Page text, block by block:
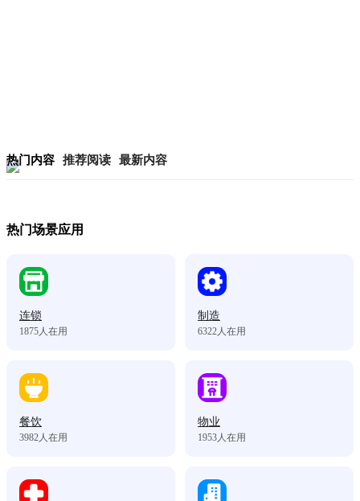
热门内容 推荐阅读 最新内容
热门场景应用
连锁
1875 人在用
制造
6322 人在用
餐饮
3982 人在用
物业
1953 人在用